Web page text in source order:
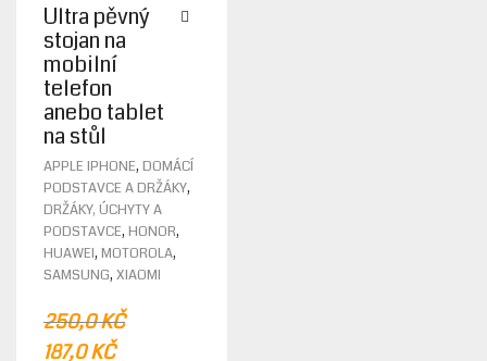
Ultra pěvný
stojan na
mobilní
telefon
anebo tablet
na stůl
APPLE IPHONE, DOMÁCÍ
PODSTAVCE A DRŽÁKY,
DRŽÁKY, ÚCHYTY A
PODSTAVCE, HONOR,
HUAWEI, MOTOROLA,
SAMSUNG, XIAOMI
250,0KČ
ORIGINAL
187,0KČCURRENT